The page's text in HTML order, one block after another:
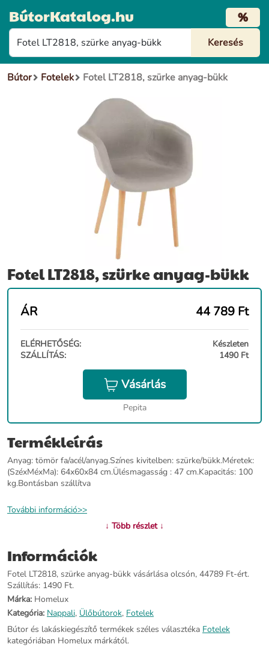
BútorKatalog.hu %
Bútor Fotelek Fotel LT2818, szürke anyag-bükk
Fotel LT2818, szürke anyag-bükk
ÁR 44 789 Ft
ELÉRHETŐSÉG:
Készleten
SZÁLLÍTÁS:
1490 Ft
Vásárlás
Pepita
Termékleírás
Anyag: tömör fa/acél/anyag.Színes kivitelben: szürke/bükk.Méretek:
(SzéxMéxMa): 64x60x84 cm.Ülésmagasság : 47 cm.Kapacitás: 100
kg.Bontásban szállítva
További információ>>
↓ Több részlet ↓
Információk
Fotel LT2818, szürke anyag-bükk vásárlása olcsón, 44789 Ft-ért.
Szállítás: 1490 Ft.
Márka: Homelux
Kategória: Nappali, Ülőbútorok, Fotelek
Bútor és lakáskiegészítő termékek széles választéka Fotelek
kategóriában Homelux márkától.